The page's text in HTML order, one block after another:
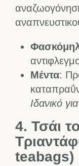
Μέντα:
Ιδανικό
4. Τσάι
teabags)